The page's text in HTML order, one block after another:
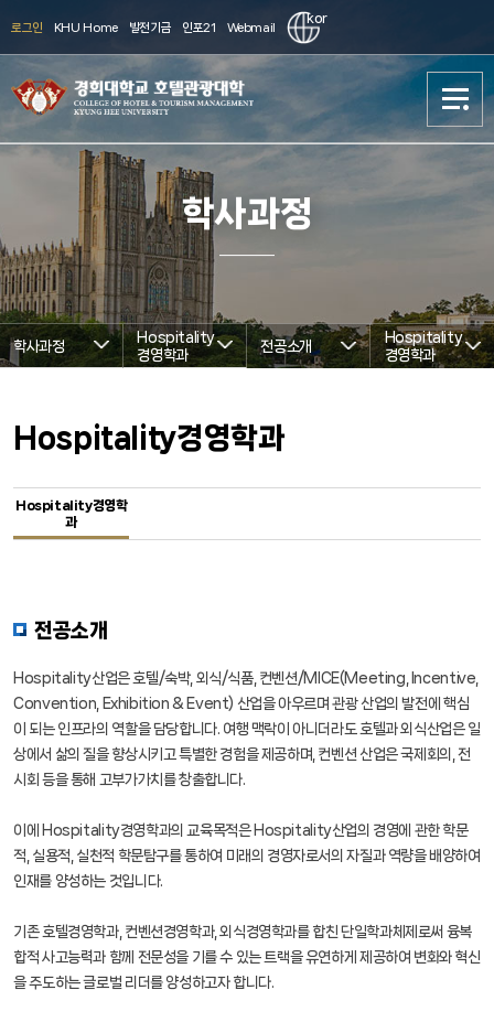
로그인 KHU Home 발전기금 인포21 Webmail
kor
학사과정
현장실습/취업
공지사항
학사과정
현장실습/취업
공지사항
학사과정
학사과정
Hospitality
경영학과
전공소개
Hospitality
경영학과
Hospitality경영학과
Hospitality경영학
과
전공소개
Hospitality산업은 호텔/숙박, 외식/식품, 컨벤션/MICE(Meeting, Incentive,
Convention, Exhibition & Event) 산업을 아우르며 관광 산업의 발전에 핵심
이 되는 인프라의 역할을 담당합니다. 여행 맥락이 아니더라도 호텔과 외식산업은 일
상에서 삶의 질을 향상시키고 특별한 경험을 제공하며, 컨벤션 산업은 국제회의, 전
시회 등을 통해 고부가가치를 창출합니다.
이에 Hospitality경영학과의 교육목적은 Hospitality산업의 경영에 관한 학문
적, 실용적, 실천적 학문탐구를 통하여 미래의 경영자로서의 자질과 역량을 배양하여
인재를 양성하는 것입니다.
기존 호텔경영학과, 컨벤션경영학과, 외식경영학과를 합친 단일학과체제로써 융복
합적 사고능력과 함께 전문성을 기를 수 있는 트랙을 유연하게 제공하여 변화와 혁신
을 주도하는 글로벌 리더를 양성하고자 합니다.